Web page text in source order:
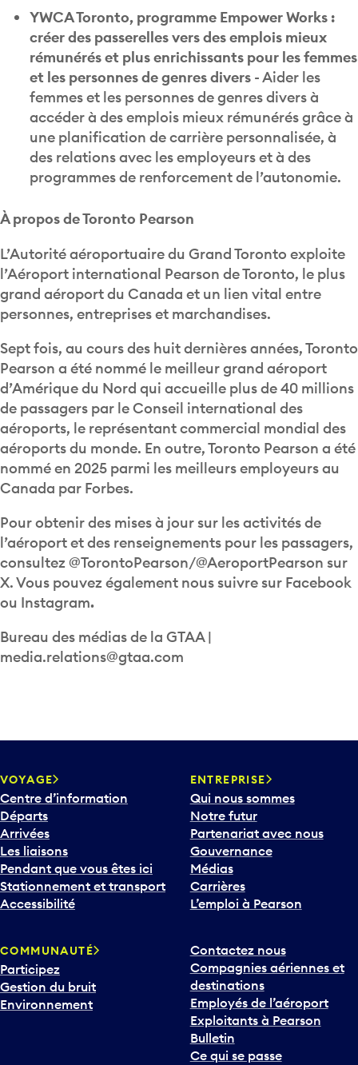
YWCA Toronto, programme Empower Works :
créer des passerelles vers des emplois mieux
rémunérés et plus enrichissants pour les femmes
et les personnes de genres divers - Aider les
femmes et les personnes de genres divers à
accéder à des emplois mieux rémunérés grâce à
une planification de carrière personnalisée, à
des relations avec les employeurs et à des
programmes de renforcement de l’autonomie.
À propos de Toronto Pearson
L’Autorité aéroportuaire du Grand Toronto exploite
l’Aéroport international Pearson de Toronto, le plus
grand aéroport du Canada et un lien vital entre
personnes, entreprises et marchandises.
Sept fois, au cours des huit dernières années, Toronto
Pearson a été nommé le meilleur grand aéroport
d’Amérique du Nord qui accueille plus de 40 millions
de passagers par le Conseil international des
aéroports, le représentant commercial mondial des
aéroports du monde. En outre, Toronto Pearson a été
nommé en 2025 parmi les meilleurs employeurs au
Canada par Forbes.
Pour obtenir des mises à jour sur les activités de
l’aéroport et des renseignements pour les passagers,
consultez @TorontoPearson/@AeroportPearson sur
X. Vous pouvez également nous suivre sur Facebook
ou Instagram.
Bureau des médias de la GTAA |
media.relations@gtaa.com
VOYAGE
Centre d’information
Départs
Arrivées
Les liaisons
Pendant que vous êtes ici
Stationnement et transport
Accessibilité
ENTREPRISE
Qui nous sommes
Notre futur
Partenariat avec nous
Gouvernance
Médias
Carrières
L’emploi à Pearson
COMMUNAUTÉ
Participez
Gestion du bruit
Environnement
Contactez nous
Compagnies aériennes et
destinations
Employés de l’aéroport
Exploitants à Pearson
Bulletin
Ce qui se passe